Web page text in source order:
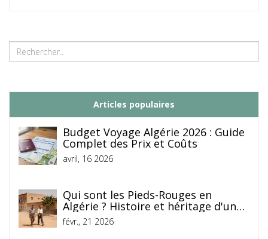
Articles populaires
Budget Voyage Algérie 2026 : Guide
Complet des Prix et Coûts
avril, 16 2026
Qui sont les Pieds-Rouges en
Algérie ? Histoire et héritage d'une
communauté unique
févr., 21 2026